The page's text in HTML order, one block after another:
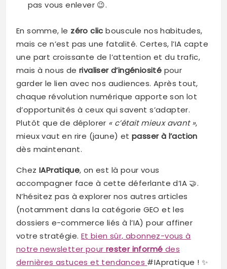
pas vous enlever 😉.
En somme, le zéro clic bouscule nos habitudes,
mais ce n’est pas une fatalité. Certes, l’IA capte
une part croissante de l’attention et du trafic,
mais à nous derivaliser d’ingéniosité pour
garder le lien avec nos audiences. Après tout,
chaque révolution numérique apporte son lot
d’opportunités à ceux qui savent s’adapter.
Plutôt que de déplorer « c’était mieux avant »,
mieux vaut en rire (jaune) et passer à l’action
dès maintenant.
Chez IAPratique, on est là pour vous
accompagner face à cette déferlante d’IA 🤝.
N’hésitez pas à explorer nos autres articles
(notamment dans la catégorie GEO et les
dossiers e-commerce liés à l’IA) pour affiner
votre stratégie. Et bien sûr, abonnez-vous à
notre newsletter pour rester informé des
dernières astuces et tendances #IApratique ! ✨